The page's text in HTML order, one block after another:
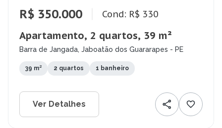
R$ 350.000 Cond: R$ 330
Apartamento, 2 quartos, 39 m²
Barra de Jangada, Jaboatão dos Guararapes - PE
39 m² 2 quartos 1 banheiro
Ver Detalhes